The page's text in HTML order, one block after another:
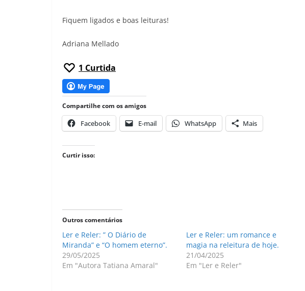
Fiquem ligados e boas leituras!
Adriana Mellado
1 Curtida
Compartilhe com os amigos
Facebook E-mail WhatsApp Mais
Curtir isso:
Outros comentários
Ler e Reler: ” O Diário de
Miranda” e “O homem eterno”.
29/05/2025
Em "Autora Tatiana Amaral"
Ler e Reler: um romance e
magia na releitura de hoje.
21/04/2025
Em "Ler e Reler"